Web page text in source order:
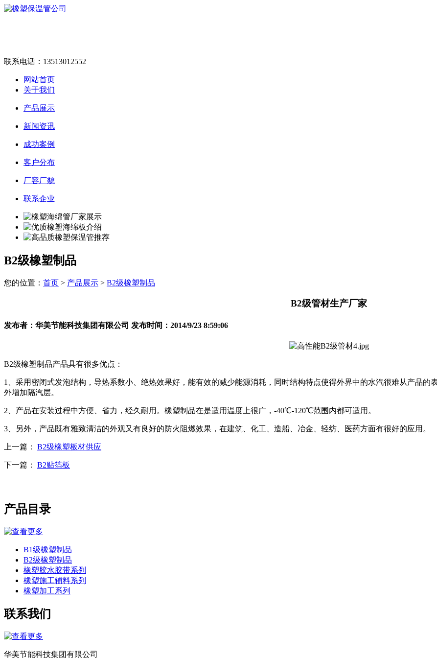
联系电话： 13513012552
网站首页
关于我们
产品展示
新闻资讯
成功案例
客户分布
厂容厂貌
联系企业
B2级橡塑制品
您的位置： 首页 > 产品展示 > B2级橡塑制品
B2级管材生产厂家
发布者：华美节能科技集团有限公司 发布时间：2014/9/23 8:59:06
B2级橡塑制品产品具有很多优点：
1、采用密闭式发泡结构，导热系数小、绝热效果好，能有效的减少能源消耗，同时结构特点使得外界中的水汽很难从产品
外增加隔汽层。
2、产品在安装过程中方便、省力，经久耐用。橡塑制品在是适用温度上很广，-40℃-120℃范围内都可适用。
3、另外，产品既有雅致清洁的外观又有良好的防火阻燃效果，在建筑、化工、造船、冶金、轻纺、医药方面有很好的应用。
上一篇： B2级橡塑板材供应
下一篇： B2贴箔板
产品目录
B1级橡塑制品
B2级橡塑制品
橡塑胶水胶带系列
橡塑施工辅料系列
橡塑加工系列
联系我们
华美节能科技集团有限公司